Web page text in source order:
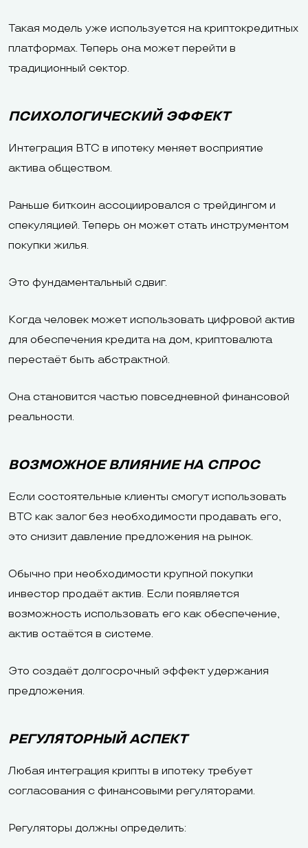
Такая модель уже используется на криптокредитных
платформах. Теперь она может перейти в
традиционный сектор.
ПСИХОЛОГИЧЕСКИЙ ЭФФЕКТ
Интеграция BTC в ипотеку меняет восприятие
актива обществом.
Раньше биткоин ассоциировался с трейдингом и
спекуляцией. Теперь он может стать инструментом
покупки жилья.
Это фундаментальный сдвиг.
Когда человек может использовать цифровой актив
для обеспечения кредита на дом, криптовалюта
перестаёт быть абстрактной.
Она становится частью повседневной финансовой
реальности.
ВОЗМОЖНОЕ ВЛИЯНИЕ НА СПРОС
Если состоятельные клиенты смогут использовать
BTC как залог без необходимости продавать его,
это снизит давление предложения на рынок.
Обычно при необходимости крупной покупки
инвестор продаёт актив. Если появляется
возможность использовать его как обеспечение,
актив остаётся в системе.
Это создаёт долгосрочный эффект удержания
предложения.
РЕГУЛЯТОРНЫЙ АСПЕКТ
Любая интеграция крипты в ипотеку требует
согласования с финансовыми регуляторами.
Регуляторы должны определить: